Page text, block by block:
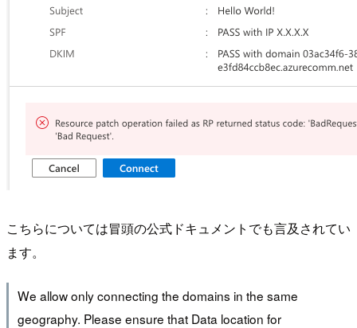
こちらについては冒頭の公式ドキュメントでも言及されてい
ます。
We allow only connecting the domains in the same
geography. Please ensure that Data location for